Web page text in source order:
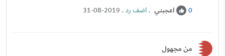
0 اعجبني .اضف رد.
31-08-2019
من مجهول